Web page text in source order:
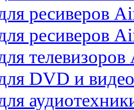
ресиверов
ресиверов
телевизоров
DVD и